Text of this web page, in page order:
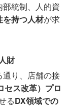
統制、人的資
を持つ人材が求
財
り、店舗の接
セス改革）プロ
るDX領域での